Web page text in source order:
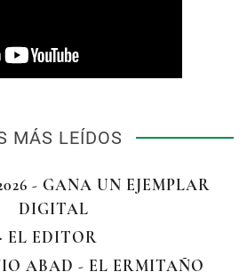
MÁS LEÍDOS
- GANA UN EJEMPLAR
DIGITAL
· EL EDITOR
ABAD - EL ERMITAÑO